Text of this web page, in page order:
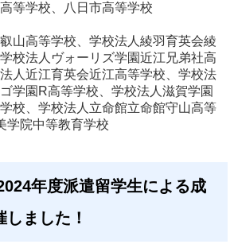
等学校、八日市高等学校
山高等学校、学校法人綾羽育英会綾
校法人ヴォーリズ学園近江兄弟社高
人近江育英会近江高等学校、学校法
学園R高等学校、学校法人滋賀学園
校、学校法人立命館立命館守山高等
学院中等教育学校
年度派遣留学生による成
ました！